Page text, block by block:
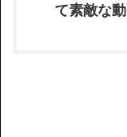
て素敵な